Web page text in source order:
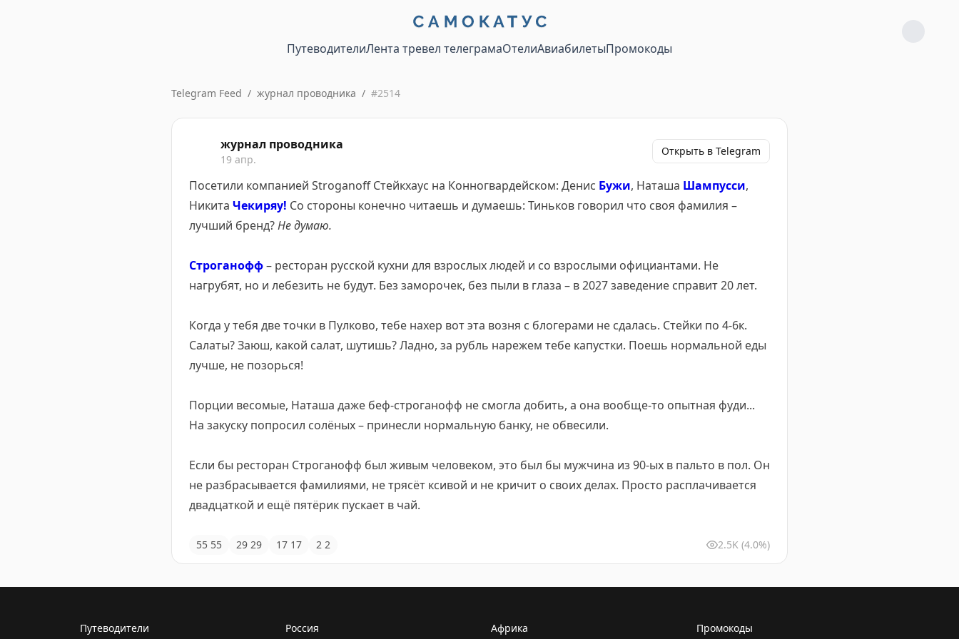
ПутеводителиЛента тревел телеграмаОтелиАвиабилетыПромокоды
Telegram Feed / журнал проводника / #2514
журнал проводника
19 апр.
Открыть в Telegram
Посетили компанией Stroganoff Стейкхаус на Конногвардейском: Денис Бужи, Наташа Шампусси,
Никита Чекиряу! Со стороны конечно читаешь и думаешь: Тиньков говорил что своя фамилия –
лучший бренд?Не думаю.
Строганофф– ресторан русской кухни для взрослых людей и со взрослыми официантами. Не
нагрубят, но и лебезить не будут. Без заморочек, без пыли в глаза – в 2027 заведение справит 20 лет.
Когда у тебя две точки в Пулково, тебе нахер вот эта возня с блогерами не сдалась. Стейки по 4-6к.
Салаты? Заюш, какой салат, шутишь? Ладно, за рубль нарежем тебе капустки. Поешь нормальной еды
лучше, не позорься!
Порции весомые, Наташа даже беф-строганофф не смогла добить, а она вообще-то опытная фуди...
На закуску попросил солёных – принесли нормальную банку, не обвесили.
Если бы ресторан Строганофф был живым человеком, это был бы мужчина из 90-ых в пальто в пол. Он
не разбрасывается фамилиями, не трясёт ксивой и не кричит о своих делах. Просто расплачивается
двадцаткой и ещё пятёрик пускает в чай.
55 55 29 29 17 17 2 2 2.5K (4.0%)
Путеводители Россия Африка Промокоды